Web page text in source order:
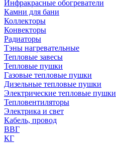
Инфракрасные обогреватели
Камни для бани
Коллекторы
Конвекторы
Радиаторы
Тэны нагревательные
Тепловые завесы
Тепловые пушки
Газовые тепловые пушки
Дизельные тепловые пушки
Электрические тепловые пушки
Тепловентиляторы
Электрика и свет
Кабель, провод
ВВГ
КГ